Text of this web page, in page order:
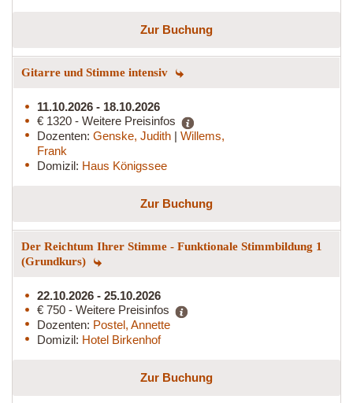
Zur Buchung
Gitarre und Stimme intensiv
11.10.2026 - 18.10.2026
€ 1320 - Weitere Preisinfos
Dozenten: Genske, Judith | Willems,
Frank
Domizil: Haus Königssee
Zur Buchung
Der Reichtum Ihrer Stimme - Funktionale Stimmbildung 1
(Grundkurs)
22.10.2026 - 25.10.2026
€ 750 - Weitere Preisinfos
Dozenten: Postel, Annette
Domizil: Hotel Birkenhof
Zur Buchung